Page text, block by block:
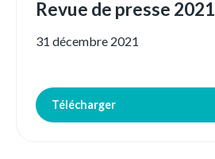
Revue de presse 2021
31 décembre 2021
Télécharger